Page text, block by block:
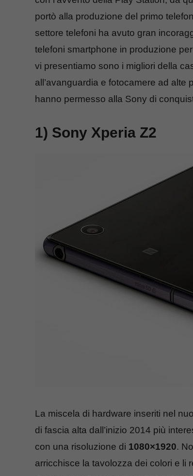
portò alla produzione del primo
settore telefoni ha avuto gran
telefoni smartphone in produzione
vi presentiamo sono i migliori della
all’avanguardia e fotocamere ad alte
hanno permesso alla Sony di
1) Sony Xperia Z2
La miscela di hardware inseriti nel
di fascia alta dall’inizio 2014 più
con una risoluzione di 1080×1920.
arricchisce la tavolozza dei colori e li